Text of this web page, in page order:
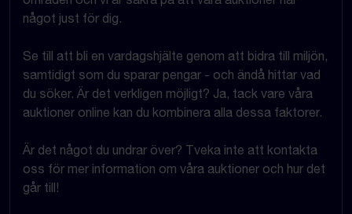
något just för dig.
Se till att bli en vardagshjälte genom att bidra till miljön,
samtidigt som du sparar pengar - och ändå hittar vad
du söker. Är det verkligen möjligt? Ja, tack vare våra
auktioner online kan du kombinera alla dessa faktorer.
Är det något du undrar över? Tveka inte att kontakta
oss för mer information om våra auktioner och hur det
går till!